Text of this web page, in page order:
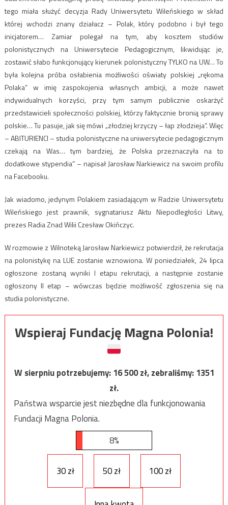
tego miała służyć decyzja Rady Uniwersytetu Wileńskiego w skład
której wchodzi znany działacz – Polak, który podobno i był tego
inicjatorem… Zamiar polegał na tym, aby kosztem studiów
polonistycznych na Uniwersytecie Pedagogicznym, likwidując je,
zostawić słabo funkcjonujący kierunek polonistyczny TYLKO na UW… To
była kolejna próba osłabienia możliwości oświaty polskiej „rękoma
Polaka” w imię zaspokojenia własnych ambicji, a może nawet
indywidualnych korzyści, przy tym samym publicznie oskarżyć
przedstawicieli społeczności polskiej, którzy faktycznie bronią sprawy
polskie… Tu pasuje, jak się mówi „złodziej krzyczy – łap złodzieja”. Więc
– ABITURIENCI – studia polonistyczne na uniwersytecie pedagogicznym
czekają na Was… tym bardziej, że Polska przeznaczyła na to
dodatkowe stypendia” – napisał Jarosław Narkiewicz na swoim profilu
na Facebooku.
Jak wiadomo, jedynym Polakiem zasiadającym w Radzie Uniwersytetu
Wileńskiego jest prawnik, sygnatariusz Aktu Niepodległości Litwy,
prezes Radia Znad Wilii Czesław Okińczyc.
W rozmowie z Wilnoteką Jarosław Narkiewicz potwierdził, że rekrutacja
na polonistykę na LUE zostanie wznowiona. W poniedziałek, 24 lipca
ogłoszone zostaną wyniki I etapu rekrutacji, a następnie zostanie
ogłoszony II etap – wówczas będzie możliwość zgłoszenia się na
studia polonistyczne.
Wspieraj Fundację Magna Polonia!
W sierpniu potrzebujemy:16 500zł, zebraliśmy:1351
zł.
Państwa wsparcie jest niezbędne dla funkcjonowania
Fundacji Magna Polonia.
8%
30 zł 50 zł 100 zł